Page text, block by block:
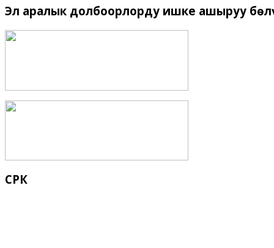
Эл аралык долбоорлорду ишке ашыруу
СРК